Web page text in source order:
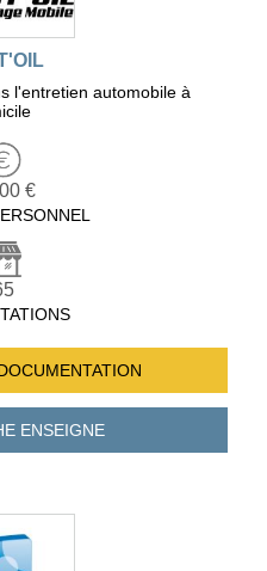
l'entretien automobile à
€
ENSEIGNE